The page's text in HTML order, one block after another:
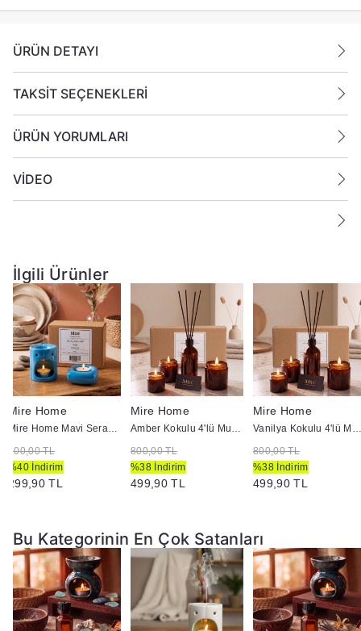
ÜRÜN DETAYI
TAKSİT SEÇENEKLERİ
ÜRÜN YORUMLARI
VİDEO
İlgili Ürünler
Mire Home
Mire Home Mavi Seramik Buhurdanlık ve Mumluk Seti
500,00 TL
%40 İndirim
299,90 TL
Mire Home
Amber Kokulu 4'lü Mum ve Ortam Kokusu Seti 100 ml
800,00 TL
%38 İndirim
499,90 TL
Mire Home
Vanilya Kokulu 4'lü Mum ve Ortam Kokusu Seti 100 ml
800,00 TL
%38 İndirim
499,90 TL
Bu Kategorinin En Çok Satanları